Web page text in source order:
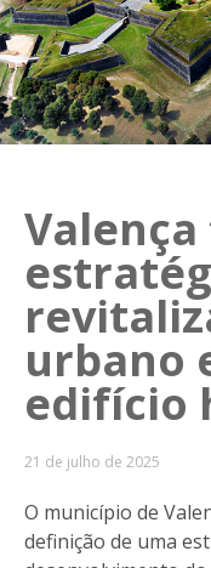
urbano
edifício
21 de julho de 2025
O município de
definição de uma